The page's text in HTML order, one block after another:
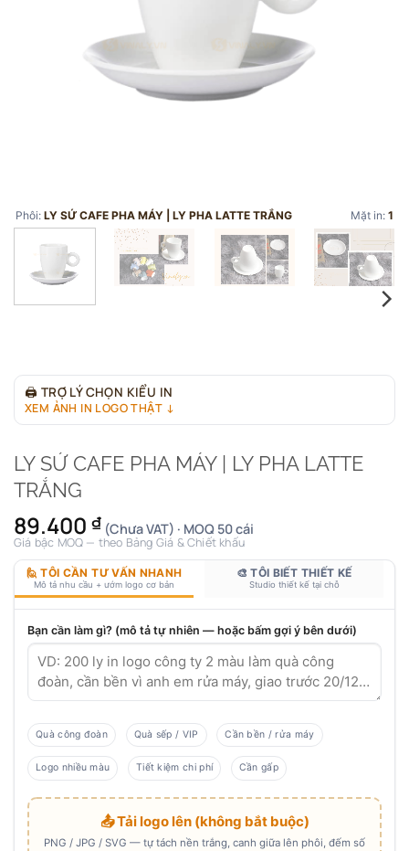
Phôi: LY SỨ CAFE PHA MÁY | LY PHA LATTE TRẮNG Mặt in: 1
🖨 TRỢ LÝ CHỌN KIỂU IN
XEM ẢNH IN LOGO THẬT ↓
LY SỨ CAFE PHA MÁY | LY PHA LATTE
TRẮNG
89.400 ₫ (Chưa VAT) · MOQ 50 cái
Giá bậc MOQ — theo Bảng Giá & Chiết khấu
🙋 TÔI CẦN TƯ VẤN NHANH
Mô tả nhu cầu + ướm logo cơ bản
🎨 TÔI BIẾT THIẾT KẾ
Studio thiết kế tại chỗ
Bạn cần làm gì? (mô tả tự nhiên — hoặc bấm gợi ý bên dưới)
Quà công đoàn Quà sếp / VIP Cần bền / rửa máy
Logo nhiều màu Tiết kiệm chi phí Cần gấp
📤 Tải logo lên (không bắt buộc)
PNG / JPG / SVG — tự tách nền trắng, canh giữa lên phôi, đếm số